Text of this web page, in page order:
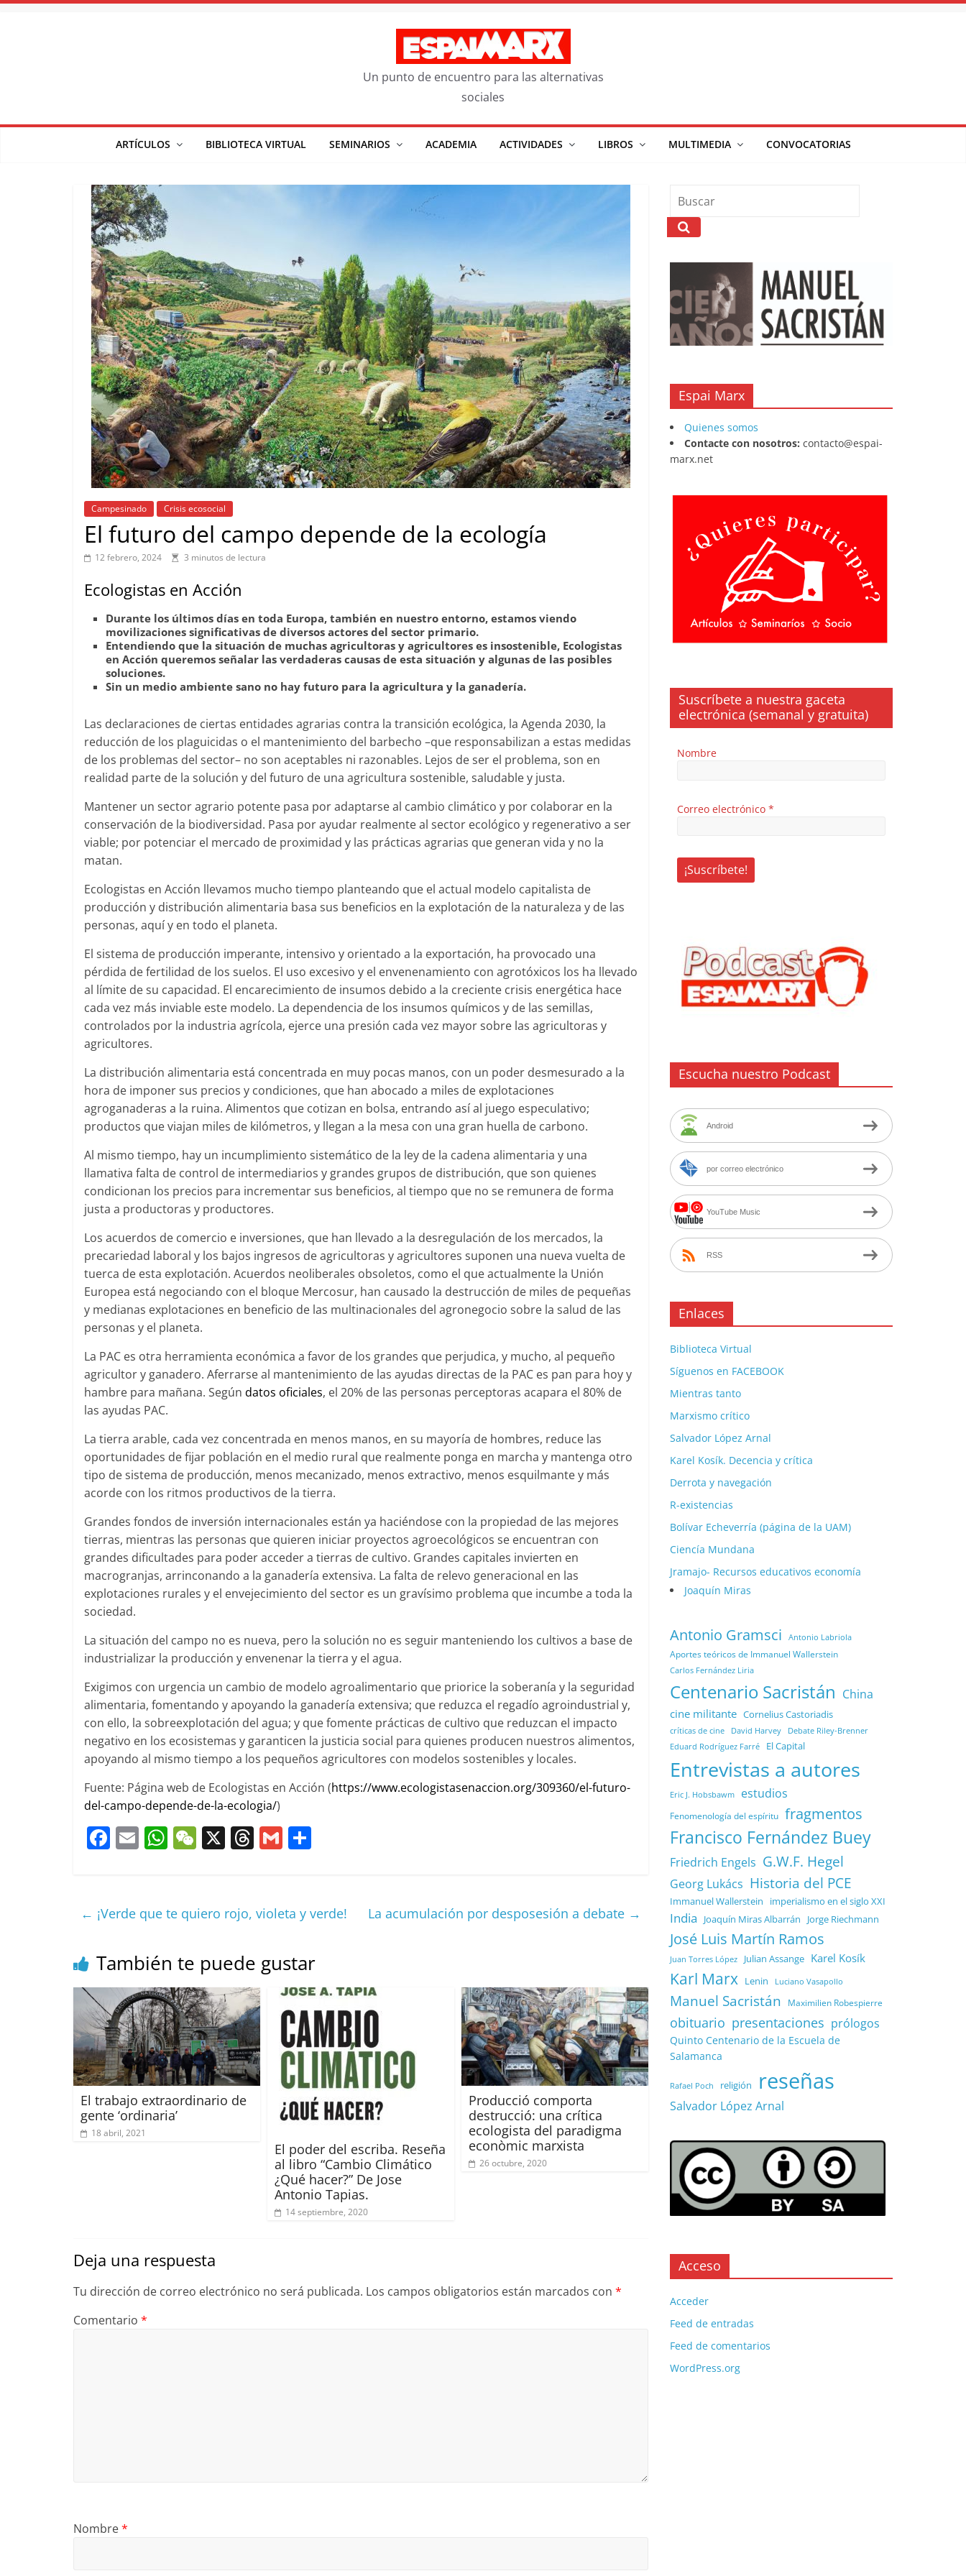
Saltar
Un punto de encuentro para las alternativas
sociales
ARTÍCULOS BIBLIOTECA VIRTUAL SEMINARIOS ACADEMIA ACTIVIDADES LIBROS MULTIMEDIA CONVOCATORIAS
Campesinado Crisis ecosocial
El futuro del campo depende de la ecología
12 febrero, 2024 3 minutos de lectura
Ecologistas en Acción
Durante los últimos días en toda Europa, también en nuestro entorno, estamos viendo
movilizaciones significativas de diversos actores del sector primario.
Entendiendo que la situación de muchas agricultoras y agricultores es insostenible, Ecologistas
en Acción queremos señalar las verdaderas causas de esta situación y algunas de las posibles
soluciones.
Sin un medio ambiente sano no hay futuro para la agricultura y la ganadería.
Las declaraciones de ciertas entidades agrarias contra la transición ecológica, la Agenda 2030, la
reducción de los plaguicidas o el mantenimiento del barbecho –que responsabilizan a estas medidas
de los problemas del sector– no son aceptables ni razonables. Lejos de ser el problema, son en
realidad parte de la solución y del futuro de una agricultura sostenible, saludable y justa.
Mantener un sector agrario potente pasa por adaptarse al cambio climático y por colaborar en la
conservación de la biodiversidad. Pasa por ayudar realmente al sector ecológico y regenerativo a ser
viable; por potenciar el mercado de proximidad y las prácticas agrarias que generan vida y no la
matan.
Ecologistas en Acción llevamos mucho tiempo planteando que el actual modelo capitalista de
producción y distribución alimentaria basa sus beneficios en la explotación de la naturaleza y de las
personas, aquí y en todo el planeta.
El sistema de producción imperante, intensivo y orientado a la exportación, ha provocado una
pérdida de fertilidad de los suelos. El uso excesivo y el envenenamiento con agrotóxicos los ha llevado
al límite de su capacidad. El encarecimiento de insumos debido a la creciente crisis energética hace
cada vez más inviable este modelo. La dependencia de los insumos químicos y de las semillas,
controlados por la industria agrícola, ejerce una presión cada vez mayor sobre las agricultoras y
agricultores.
La distribución alimentaria está concentrada en muy pocas manos, con un poder desmesurado a la
hora de imponer sus precios y condiciones, que han abocado a miles de explotaciones
agroganaderas a la ruina. Alimentos que cotizan en bolsa, entrando así al juego especulativo;
productos que viajan miles de kilómetros, y llegan a la mesa con una gran huella de carbono.
Al mismo tiempo, hay un incumplimiento sistemático de la ley de la cadena alimentaria y una
llamativa falta de control de intermediarios y grandes grupos de distribución, que son quienes
condicionan los precios para incrementar sus beneficios, al tiempo que no se remunera de forma
justa a productoras y productores.
Los acuerdos de comercio e inversiones, que han llevado a la desregulación de los mercados, la
precariedad laboral y los bajos ingresos de agricultoras y agricultores suponen una nueva vuelta de
tuerca de esta explotación. Acuerdos neoliberales obsoletos, como el que actualmente la Unión
Europea está negociando con el bloque Mercosur, han causado la destrucción de miles de pequeñas
y medianas explotaciones en beneficio de las multinacionales del agronegocio sobre la salud de las
personas y el planeta.
La PAC es otra herramienta económica a favor de los grandes que perjudica, y mucho, al pequeño
agricultor y ganadero. Aferrarse al mantenimiento de las ayudas directas de la PAC es pan para hoy y
hambre para mañana. Según datos oficiales, el 20% de las personas perceptoras acapara el 80% de
las ayudas PAC.
La tierra arable, cada vez concentrada en menos manos, en su mayoría de hombres, reduce las
oportunidades de fijar población en el medio rural que realmente ponga en marcha y mantenga otro
tipo de sistema de producción, menos mecanizado, menos extractivo, menos esquilmante y más
acorde con los ritmos productivos de la tierra.
Grandes fondos de inversión internacionales están ya haciéndose con la propiedad de las mejores
tierras, mientras las personas que quieren iniciar proyectos agroecológicos se encuentran con
grandes dificultades para poder acceder a tierras de cultivo. Grandes capitales invierten en
macrogranjas, arrinconando a la ganadería extensiva. La falta de relevo generacional en las
explotaciones rurales y el envejecimiento del sector es un gravísimo problema que incumbe a toda la
sociedad.
La situación del campo no es nueva, pero la solución no es seguir manteniendo los cultivos a base de
industrializar la producción y envenenar la tierra y el agua.
Exigimos con urgencia un cambio de modelo agroalimentario que priorice la soberanía y la seguridad
alimentaria, fomentando y apoyando la ganadería extensiva; que reduzca el regadío agroindustrial y,
con ello, la sobreexplotación del agua; y que fomente prácticas de cultivo que reduzcan el impacto
negativo en los ecosistemas y garanticen la justicia social para quienes producen nuestros alimentos,
apoyando al mismo tiempo a los pequeños agricultores con modelos sostenibles y locales.
Fuente: Página web de Ecologistas en Acción (https://www.ecologistasenaccion.org/309360/el-futuro-
del-campo-depende-de-la-ecologia/)
F
e
o
o
k
E
l
W
s
p
p
W
h
X T
a
s
G
l p
tir
← ¡Verde que te quiero rojo, violeta y verde! La acumulación por desposesión a debate →
También te puede gustar
El trabajo extraordinario de
gente ‘ordinaria’
18 abril, 2021
El poder del escriba. Reseña
al libro “Cambio Climático
¿Qué hacer?” De Jose
Antonio Tapias.
14 septiembre, 2020
Producció comporta
destrucció: una crítica
ecologista del paradigma
econòmic marxista
26 octubre, 2020
Deja una respuesta
Tu dirección de correo electrónico no será publicada. Los campos obligatorios están marcados con *
Comentario *
Nombre*
Espai Marx
Quienes somos
Contacte con nosotros: contacto@espai-
marx.net
Suscríbete a nuestra gaceta
electrónica (semanal y gratuita)
Nombre
Correo electrónico *
Escucha nuestro Podcast
Android
por correo electrónico
YouTube Music
RSS
Enlaces
Biblioteca Virtual
Síguenos en FACEBOOK
Mientras tanto
Marxismo crítico
Salvador López Arnal
Karel Kosík. Decencia y crítica
Derrota y navegación
R-existencias
Bolívar Echeverría (página de la UAM)
Ciencía Mundana
Jramajo- Recursos educativos economía
Joaquín Miras
Antonio Gramsci Antonio Labriola
Aportes teóricos de Immanuel Wallerstein
Carlos Fernández Liria
Centenario Sacristán China
cine militante Cornelius Castoriadis
críticas de cine David Harvey Debate Riley-Brenner
Eduard Rodríguez Farré El Capital
Entrevistas a autores
Eric J. Hobsbawm estudios
Fenomenología del espíritu fragmentos
Francisco Fernández Buey
Friedrich Engels G.W.F. Hegel
Georg Lukács Historia del PCE
Immanuel Wallerstein imperialismo en el siglo XXI
India Joaquín Miras Albarrán Jorge Riechmann
José Luis Martín Ramos
Juan Torres López Julian Assange Karel Kosík
Karl Marx Lenin Luciano Vasapollo
Manuel Sacristán Maximilien Robespierre
obituario presentaciones prólogos
Quinto Centenario de la Escuela de
Salamanca
Rafael Poch religión reseñas
Salvador López Arnal
Acceso
Acceder
Feed de entradas
Feed de comentarios
WordPress.org